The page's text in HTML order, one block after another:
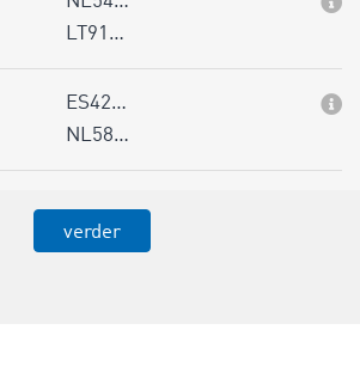
LT91…
ES42…
NL58…
verder